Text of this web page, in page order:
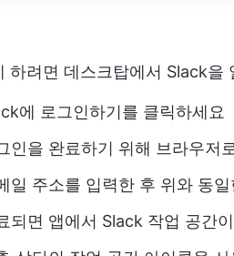
하려면 데스크탑에서 Slack을
에 로그인하기를 클릭하세요
인을 완료하기 위해 브라우저
일 주소를 입력한 후 위와 동
되면 앱에서 Slack 작업 공간